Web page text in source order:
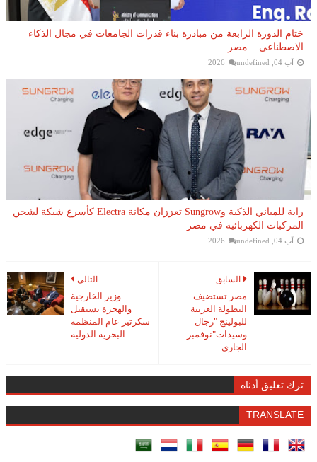
ختام الدورة الرابعة من مبادرة بناء قدرات الجامعات في مجال الذكاء
الاصطناعي .. مصر
آب 04, 2026 undefined
راية للمباني الذكية وSungrow تعززان مكانة Electra كأسرع شبكة لشحن
المركبات الكهربائية في مصر
آب 04, 2026 undefined
التالي
وزير الخارجية
والهجرة يستقبل
سكرتير عام المنظمة
البحرية الدولية
السابق
مصر تستضيف
البطولة العربية
للبولينج "رجال
وسيدات"نوفمبر
الجارى
ترك تعليق أدناه
TRANSLATE